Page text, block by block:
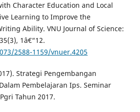
Character Education and Local
Learning to Improve the
Ability. VNU Journal of Science:
1â€“12.
2588-1159/vnuer.4205
Strategi Pengembangan
Pembelajaran Ips. Seminar
Tahun 2017.